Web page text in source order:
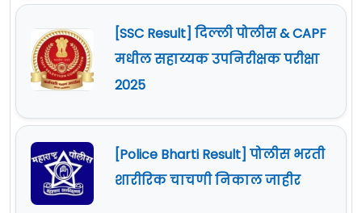
[SSC Result] दिल्ली पोलीस & CAPF
मधील सहाय्यक उपनिरीक्षक परीक्षा
2025
[Police Bharti Result] पोलीस भरती
शारीरिक चाचणी निकाल जाहीर